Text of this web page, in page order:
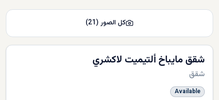
شقق مايباخ ألتيميت لاكشري
شقق
Available
كل الصور(
21
)